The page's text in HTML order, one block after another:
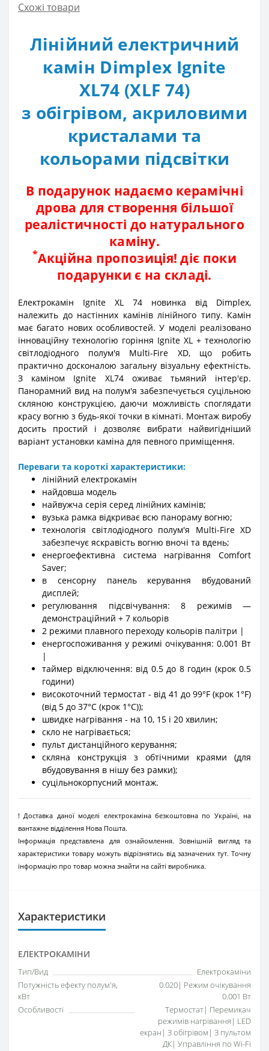
Схожі товари
Лінійний електричний
камін Dimplex Ignite
XL74 (XLF 74)
з обігрівом, акриловими
кристалами та
кольорами підсвітки
В подарунок надаємо керамічні
дрова для створення більшої
реалістичності до натурального
каміну.
*Акційна пропозиція! діє поки
подарунки є на складі.
Електрокамін Ignite XL 74 новинка від Dimplex,
належить до настінних камінів лінійного типу. Камін
має багато нових особливостей. У моделі реалізовано
інноваційну технологію горіння Ignite XL + технологію
світлодіодного полум'я Multi-Fire XD, що робить
практично досконалою загальну візуальну ефектність.
З каміном Ignite XL74 оживає тьмяний інтер'єр.
Панорамний вид на полум'я забезпечується суцільною
скляною конструкцією, даючи можливість споглядати
красу вогню з будь-якої точки в кімнаті. Монтаж виробу
досить простий і дозволяє вибрати найвигідніший
варіант установки каміна для певного приміщення.
Переваги та короткі характеристики:
лінійний електрокамін
найдовша модель
найвужча серія серед лінійних камінів;
вузька рамка відкриває всю панораму вогню;
технологія світлодіодного полум'я Multi-Fire XD
забезпечує яскравість вогню вночі та вдень;
енергоефективна система нагрівання Comfort
Saver;
в сенсорну панель керування вбудований
дисплей;
регулювання підсвічування: 8 режимів —
демонстраційний + 7 кольорів
2 режими плавного переходу кольорів палітри |
енергоспоживання у режимі очікування: 0.001 Вт
|
таймер відключення: від 0.5 до 8 годин (крок 0.5
години)
високоточний термостат - від 41 до 99°F (крок 1°F)
(від 5 до 37°C (крок 1°C));
швидке нагрівання - на 10, 15 і 20 хвилин;
скло не нагрівається;
пульт дистанційного керування;
скляна конструкція з обтічними краями (для
вбудовування в нішу без рамки);
суцільнокорпусний монтаж.
! Доставка даної моделі електрокаміна безкоштовна по Україні, на
вантажне відділення Нова Пошта.
Інформація представлена для ознайомлення. Зовнішній вигляд та
характеристики товару можуть відрізнятись від зазначених тут. Точну
інформацію про товар можна знайти на сайті виробника.
Характеристики
ЕЛЕКТРОКАМІНИ
Тип/Вид
Електрокаміни
Потужність ефекту полум'я,
кВт
0.020| Режим очікування
0.001 Вт
Особливості
Термостат| Перемикач
режимів нагрівання| LED
екран| З обігрівом| З пультом
ДК| Управління по Wi-Fi